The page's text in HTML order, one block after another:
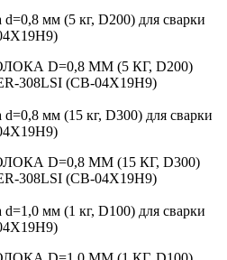
D=0,8 ММ (5 КГ, D200)
308LSI (СВ-04Х19Н9)
D=0,8 ММ (15 КГ, D300)
308LSI (СВ-04Х19Н9)